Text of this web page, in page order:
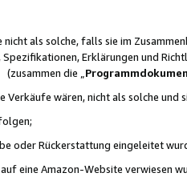
als solche, falls sie im
Erklärungen und
(zusammen die „
wären, nicht als solche und
oder Rückerstattung eingeleitet
eine Amazon-Website verwiesen